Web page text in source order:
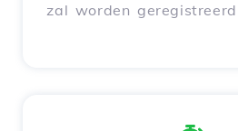
zal worden